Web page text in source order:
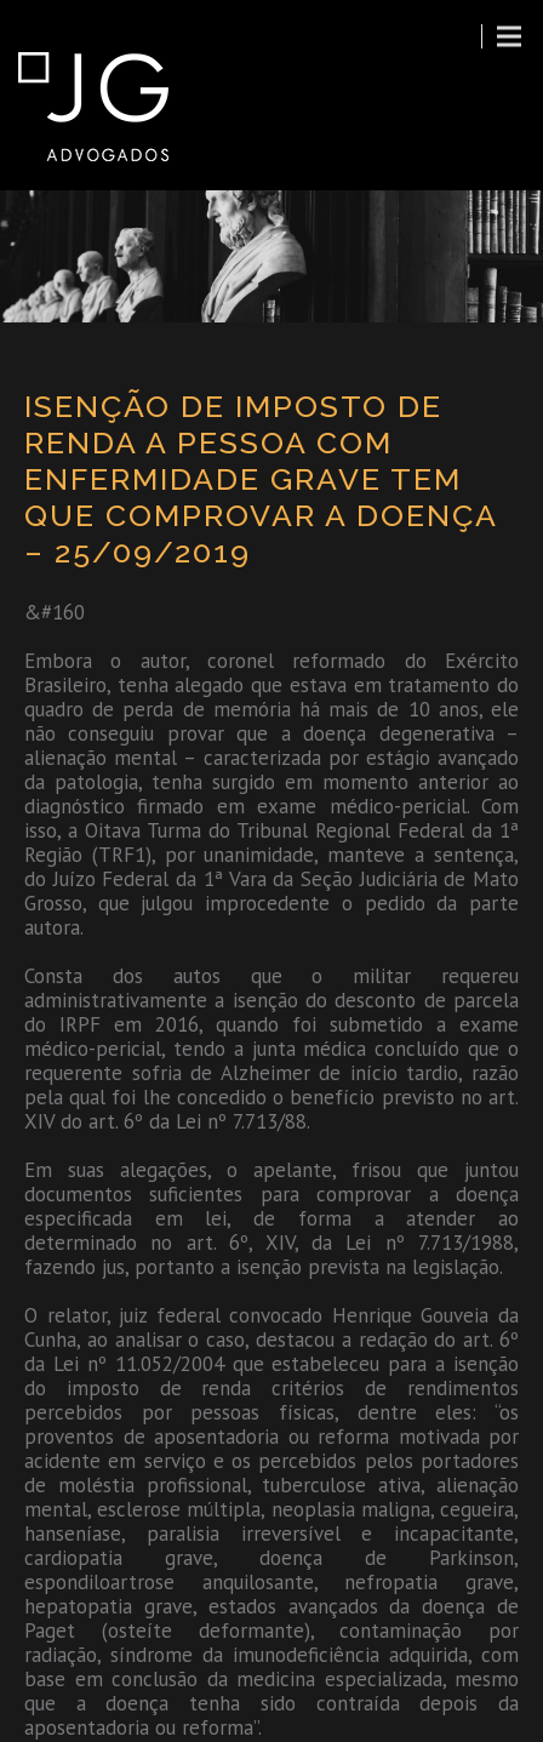
ISENÇÃO DE IMPOSTO DE
RENDA A PESSOA COM
ENFERMIDADE GRAVE TEM
QUE COMPROVAR A DOENÇA
– 25/09/2019
&#160
Embora o autor, coronel reformado do Exército
Brasileiro, tenha alegado que estava em tratamento do
quadro de perda de memória há mais de 10 anos, ele
não conseguiu provar que a doença degenerativa –
alienação mental – caracterizada por estágio avançado
da patologia, tenha surgido em momento anterior ao
diagnóstico firmado em exame médico-pericial. Com
isso, a Oitava Turma do Tribunal Regional Federal da 1ª
Região (TRF1), por unanimidade, manteve a sentença,
do Juízo Federal da 1ª Vara da Seção Judiciária de Mato
Grosso, que julgou improcedente o pedido da parte
autora.
Consta dos autos que o militar requereu
administrativamente a isenção do desconto de parcela
do IRPF em 2016, quando foi submetido a exame
médico-pericial, tendo a junta médica concluído que o
requerente sofria de Alzheimer de início tardio, razão
pela qual foi lhe concedido o benefício previsto no art.
XIV do art. 6º da Lei nº 7.713/88.
Em suas alegações, o apelante, frisou que juntou
documentos suficientes para comprovar a doença
especificada em lei, de forma a atender ao
determinado no art. 6º, XIV, da Lei nº 7.713/1988,
fazendo jus, portanto a isenção prevista na legislação.
O relator, juiz federal convocado Henrique Gouveia da
Cunha, ao analisar o caso, destacou a redação do art. 6º
da Lei nº 11.052/2004 que estabeleceu para a isenção
do imposto de renda critérios de rendimentos
percebidos por pessoas físicas, dentre eles: “os
proventos de aposentadoria ou reforma motivada por
acidente em serviço e os percebidos pelos portadores
de moléstia profissional, tuberculose ativa, alienação
mental, esclerose múltipla, neoplasia maligna, cegueira,
hanseníase, paralisia irreversível e incapacitante,
cardiopatia grave, doença de Parkinson,
espondiloartrose anquilosante, nefropatia grave,
hepatopatia grave, estados avançados da doença de
Paget (osteíte deformante), contaminação por
radiação, síndrome da imunodeficiência adquirida, com
base em conclusão da medicina especializada, mesmo
que a doença tenha sido contraída depois da
aposentadoria ou reforma”.